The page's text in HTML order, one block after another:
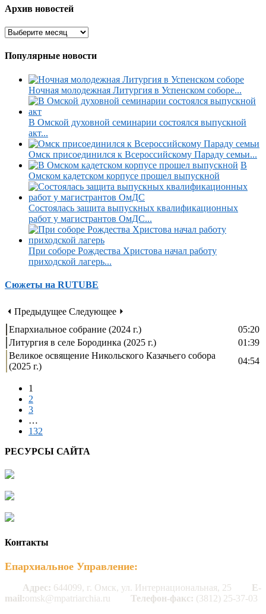
Архив новостей
Популярные новости
Ночная молодежная Литургия в Успенском соборе...
В Омской духовной семинарии состоялся выпускной
акт...
Омск присоединился к Всероссийскому Параду семьи...
В
Омском кадетском корпусе прошел выпускной
Состоялась защита выпускных квалификационных
работ у магистрантов ОмДС...
При соборе Рождества Христова начал работу
приходской лагерь...
Сюжеты на RUTUBE
⏴ Предыдущее Следующее ⏵
Епархиальное собрание (2024 г.)
05:20
Литургия в селе Бородинка (2025 г.)
01:39
Великое освящение Никольского Казачьего собора
(2025 г.)
04:54
1
2
3
…
132
РЕСУРСЫ САЙТА
Контакты
Епархиальное Управление:
Адрес: 644099, г. Омск, ул. Интернациональная, 25
E-
mail:omsk@mpatriarchia.ru Телефон-факс: (3812) 25-37-03